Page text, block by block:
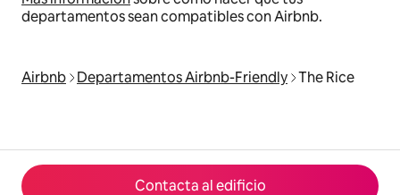
Contacta al edificio
departamentos sean compatibles con Airbnb.
Airbnb Departamentos Airbnb-Friendly The Rice